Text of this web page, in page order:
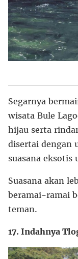
Segarnya
wisata Bule
hijau serta
disertai dengan
suasana eksotis
Suasana akan
beramai-ramai
teman.
17. Indahnya